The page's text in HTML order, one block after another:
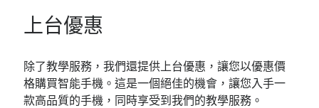
上台優惠
除了教學服務，我們還提供上台優惠，讓您以優惠價
格購買智能手機。這是一個絕佳的機會，讓您入手一
款高品質的手機，同時享受到我們的教學服務。